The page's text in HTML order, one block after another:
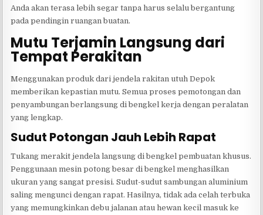
Anda akan terasa lebih segar tanpa harus selalu bergantung
pada pendingin ruangan buatan.
Mutu Terjamin Langsung dari
Tempat Perakitan
Menggunakan produk dari jendela rakitan utuh Depok
memberikan kepastian mutu. Semua proses pemotongan dan
penyambungan berlangsung di bengkel kerja dengan peralatan
yang lengkap.
Sudut Potongan Jauh Lebih Rapat
Tukang merakit jendela langsung di bengkel pembuatan khusus.
Penggunaan mesin potong besar di bengkel menghasilkan
ukuran yang sangat presisi. Sudut-sudut sambungan aluminium
saling mengunci dengan rapat. Hasilnya, tidak ada celah terbuka
yang memungkinkan debu jalanan atau hewan kecil masuk ke